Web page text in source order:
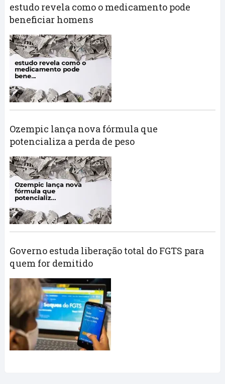
estudo revela como o medicamento pode
beneficiar homens
Ozempic lança nova fórmula que
potencializa a perda de peso
Governo estuda liberação total do FGTS para
quem for demitido